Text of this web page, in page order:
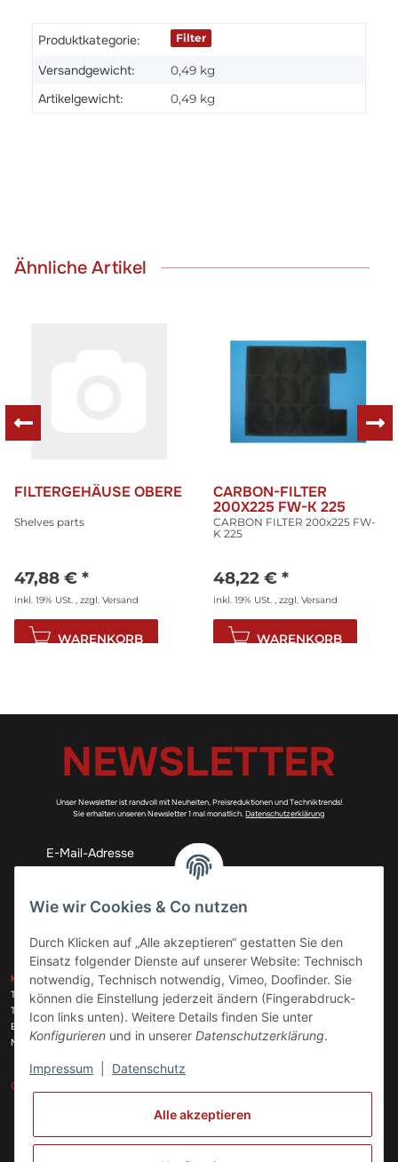
Produktkategorie: Filter
Versandgewicht: 0,49 kg
Artikelgewicht: 0,49 kg
Ähnliche Artikel
FILTERGEHÄUSE OBERE
Shelves parts
47,88 € *
inkl. 19% USt. , zzgl. Versand
WARENKORB
CARBON-FILTER
200X225 FW-K 225
CARBON FILTER 200x225 FW-
K 225
48,22 € *
inkl. 19% USt. , zzgl. Versand
WARENKORB
NEWSLETTER
Unser Newsletter ist randvoll mit Neuheiten, Preisreduktionen und Techniktrends!
Sie erhalten unseren Newsletter 1 mal monatlich.Datenschutzerklärung
Abonnieren
KONTAKT
Telefon:+49 (0)6074 816 08 0
Telefax:
+49 (0)6074 215 08 60
E-Mail:
info@meinhausgeraetedoc.de
Max Planck Str. 6 c, 63322 Rödermark
GESETZLICHE INFORMATIONEN
ZAHLUNGSARTEN
VERSANDARTEN
Vertrag widerrufen
Wie wir Cookies & Co nutzen
Durch Klicken auf „Alle akzeptieren“ gestatten Sie den
Einsatz folgender Dienste auf unserer Website: Technisch
notwendig, Technisch notwendig, Vimeo, Doofinder. Sie
können die Einstellung jederzeit ändern (Fingerabdruck-
Icon links unten). Weitere Details finden Sie unter
Konfigurieren und in unserer Datenschutzerklärung.
Impressum Datenschutz
Alle akzeptieren